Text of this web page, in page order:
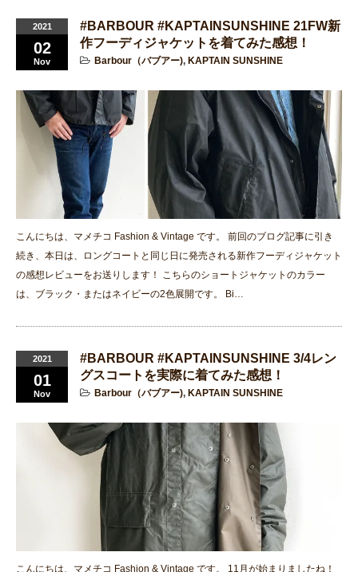
2021
02
Nov
#BARBOUR #KAPTAINSUNSHINE 21FW新
作フーディジャケットを着てみた感想！
Barbour（バブアー), KAPTAIN SUNSHINE
こんにちは、マメチコ Fashion & Vintage です。 前回のブログ記事に引き
続き、本日は、ロングコートと同じ日に発売される新作フーディジャケット
の感想レビューをお送りします！ こちらのショートジャケットのカラー
は、ブラック・またはネイビーの2色展開です。 Bi…
2021
01
Nov
#BARBOUR #KAPTAINSUNSHINE 3/4レン
グスコートを実際に着てみた感想！
Barbour（バブアー), KAPTAIN SUNSHINE
こんにちは、マメチコ Fashion & Vintage です。 11月が始まりましたね！